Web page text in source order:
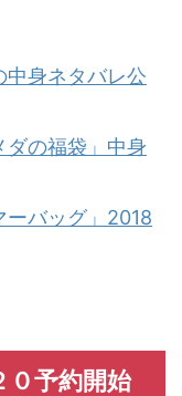
身ネタバレ公
ダの福袋」中身
ーバッグ」2018
０予約開始